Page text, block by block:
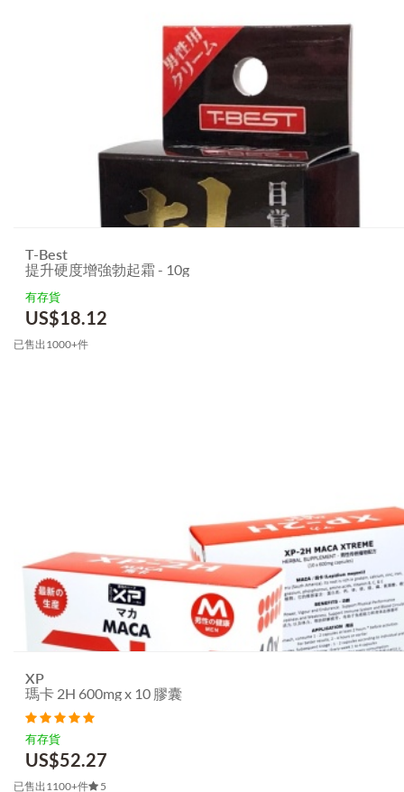
T-Best
提升硬度增強勃起霜 - 10g
有存貨
US$18.12
已售出1000+件
XP
瑪卡 2H 600mg x 10 膠囊
有存貨
US$52.27
已售出1100+件 5